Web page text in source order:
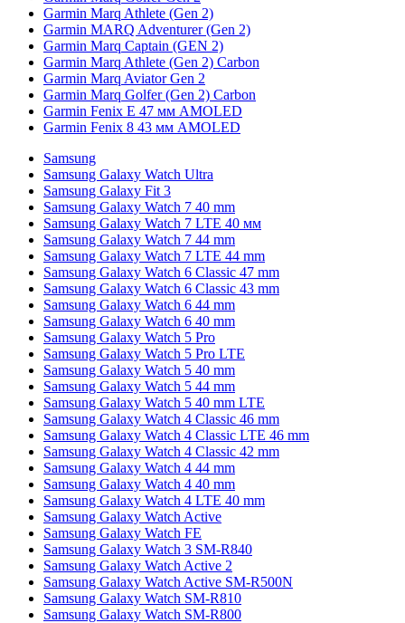
Garmin Marq Athlete (Gen 2)
Garmin MARQ Adventurer (Gen 2)
Garmin Marq Captain (GEN 2)
Garmin Marq Athlete (Gen 2) Carbon
Garmin Marq Aviator Gen 2
Garmin Marq Golfer (Gen 2) Carbon
Garmin Fenix E 47 мм AMOLED
Garmin Fenix 8 43 мм AMOLED
Samsung
Samsung Galaxy Watch Ultra
Samsung Galaxy Fit 3
Samsung Galaxy Watch 7 40 mm
Samsung Galaxy Watch 7 LTE 40 мм
Samsung Galaxy Watch 7 44 mm
Samsung Galaxy Watch 7 LTE 44 mm
Samsung Galaxy Watch 6 Classic 47 mm
Samsung Galaxy Watch 6 Classic 43 mm
Samsung Galaxy Watch 6 44 mm
Samsung Galaxy Watch 6 40 mm
Samsung Galaxy Watch 5 Pro
Samsung Galaxy Watch 5 Pro LTE
Samsung Galaxy Watch 5 40 mm
Samsung Galaxy Watch 5 44 mm
Samsung Galaxy Watch 5 40 mm LTE
Samsung Galaxy Watch 4 Classic 46 mm
Samsung Galaxy Watch 4 Classic LTE 46 mm
Samsung Galaxy Watch 4 Classic 42 mm
Samsung Galaxy Watch 4 44 mm
Samsung Galaxy Watch 4 40 mm
Samsung Galaxy Watch 4 LTE 40 mm
Samsung Galaxy Watch Active
Samsung Galaxy Watch FE
Samsung Galaxy Watch 3 SM-R840
Samsung Galaxy Watch Active 2
Samsung Galaxy Watch Active SM-R500N
Samsung Galaxy Watch SM-R810
Samsung Galaxy Watch SM-R800